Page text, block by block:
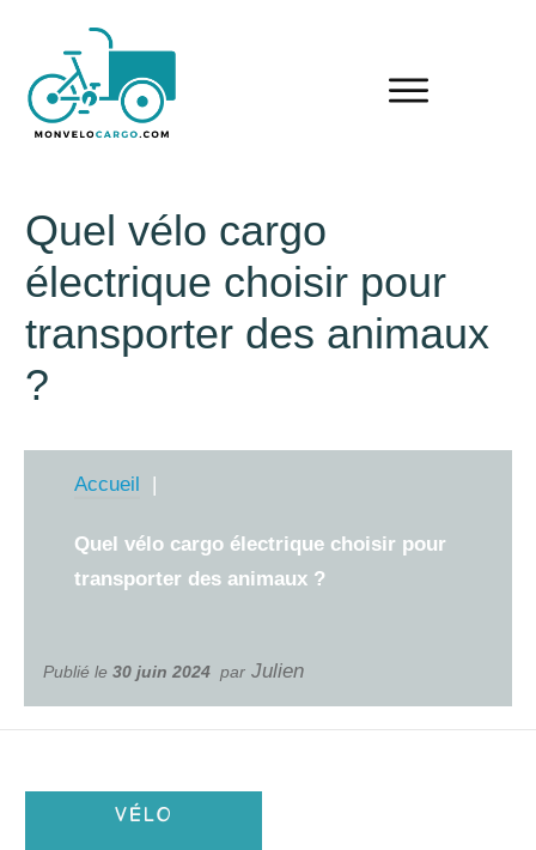
Quel vélo cargo
électrique choisir pour
transporter des animaux
?
Accueil
Quel vélo cargo électrique choisir pour
transporter des animaux ?
Publié le 30 juin 2024 par Julien